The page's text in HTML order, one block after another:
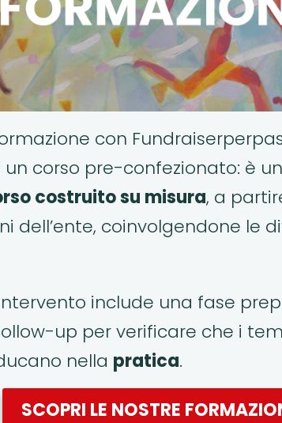
con
un corso pre-confezionato: è un
costruito su misura, a
dell’ente, coinvolgendone le
include una fase
up per verificare che i
nella pratica.
SCOPRI LE NOSTRE